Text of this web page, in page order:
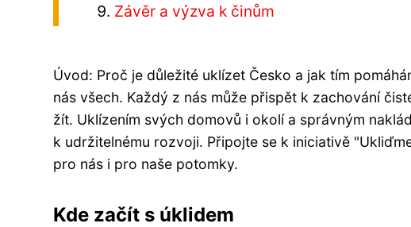
Závěr a výzva k činům
Úvod: Proč je důležité uklízet Česko a jak tím
nás všech. Každý z nás může přispět k zachování
žít. Uklízením svých domovů i okolí a správným
k udržitelnému rozvoji. Připojte se k iniciativě
pro nás i pro naše potomky.
Kde začít s úklidem